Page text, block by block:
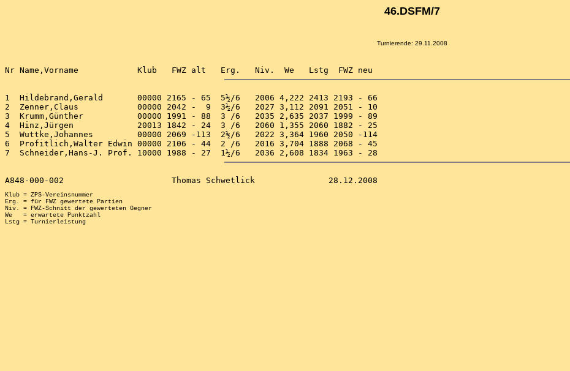
46.DSFM/7
Turnierende: 29.11.2008
1  Hildebrand,Gerald       00000 2165 - 65  5½/6   2006 4,222 2413 2193 - 66
2  Zenner,Claus            00000 2042 -  9  3½/6   2027 3,112 2091 2051 - 10
3  Krumm,Günther           00000 1991 - 88  3 /6   2035 2,635 2037 1999 - 89
4  Hinz,Jürgen             20013 1842 - 24  3 /6   2060 1,355 2060 1882 - 25
5  Wuttke,Johannes         00000 2069 -113  2½/6   2022 3,364 1960 2050 -114
6  Profitlich,Walter Edwin 00000 2106 - 44  2 /6   2016 3,704 1888 2068 - 45
Klub = ZPS-Vereinsnummer
Erg. = für FWZ gewertete Partien
Niv. = FWZ-Schnitt der gewerteten Gegner
We   = erwartete Punktzahl